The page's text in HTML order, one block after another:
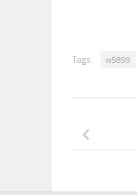
Tags: w5899